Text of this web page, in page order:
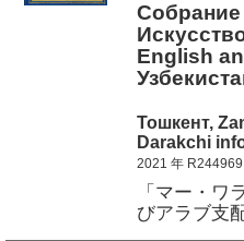
Собрание
English
Тошкент,
Darakchi
2021 年 R244969
「マー・
びアラブ支